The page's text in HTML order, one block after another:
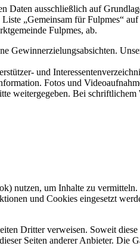
Daten ausschließlich auf
„Gemeinsam für Fulpmes“
Fulpmes, ab.
Gewinnerzielungsabsichten.
und
Fotos und
weitergegeben. Bei
nutzen, um Inhalte zu
und Cookies eingesetzt
Dritter verweisen. Soweit
Seiten anderer Anbieter. Die